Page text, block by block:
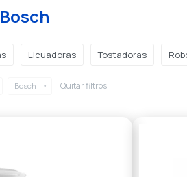
Licuadoras Tostadoras
Bosch Quitar filtros